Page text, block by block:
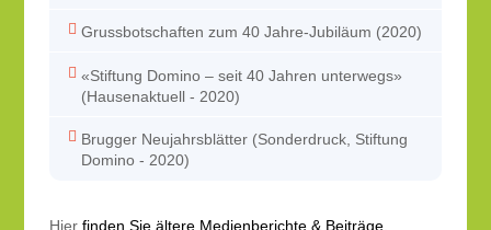
Grussbotschaften zum 40 Jahre-Jubiläum (2020)
«Stiftung Domino – seit 40 Jahren unterwegs»
(Hausenaktuell - 2020)
Brugger Neujahrsblätter (Sonderdruck, Stiftung
Domino - 2020)
Hierfinden Sie ältere Medienberichte & Beiträge.